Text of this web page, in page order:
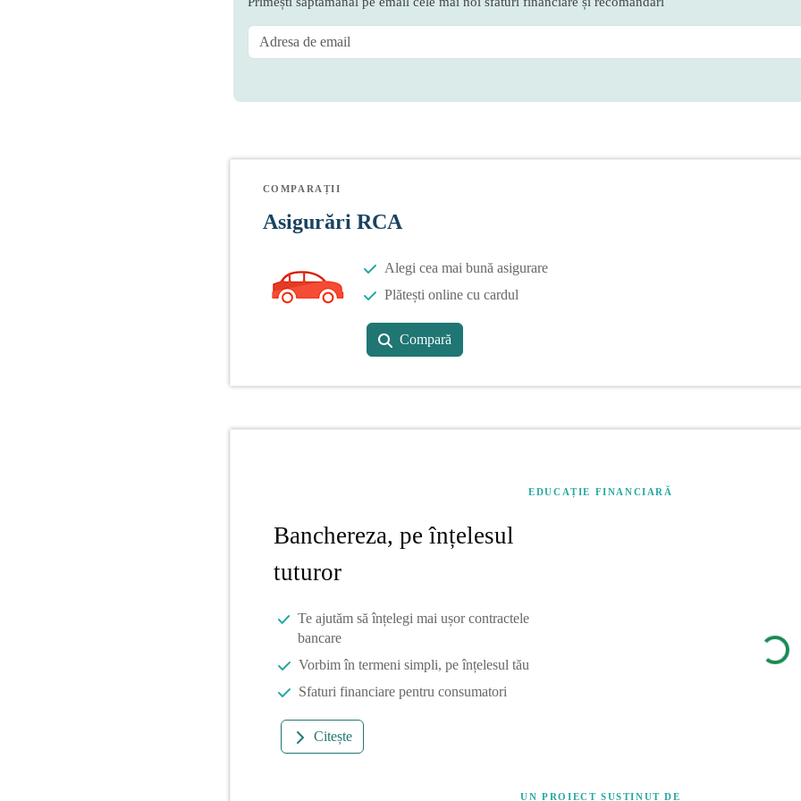
COMPARAȚII
Asigurări RCA
Alegi cea mai bună asigurare
Plătești online cu cardul
Compară
EDUCAȚIE FINANCIARĂ
Banchereza, pe înțelesul
tuturor
Te ajutăm să înțelegi mai ușor contractele
bancare
Vorbim în termeni simpli, pe înțelesul tău
Sfaturi financiare pentru consumatori
Citește
UN PROIECT SUSȚINUT DE